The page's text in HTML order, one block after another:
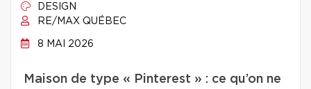
DESIGN
RE/MAX QUÉBEC
8 MAI 2026
Maison de type « Pinterest » : ce qu’on ne